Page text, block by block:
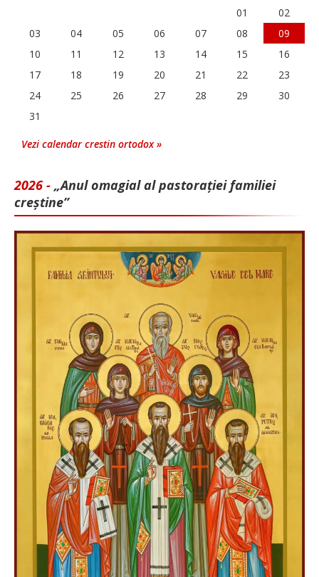
01
02
03
04 05 06 07 08
09
10
11 12 13 14 15
16
17
18 19 20 21 22
23
24
25 26 27 28 29
30
31
Vezi calendar crestin ortodox »
2026 - „Anul omagial al pastorației familiei
creștine”